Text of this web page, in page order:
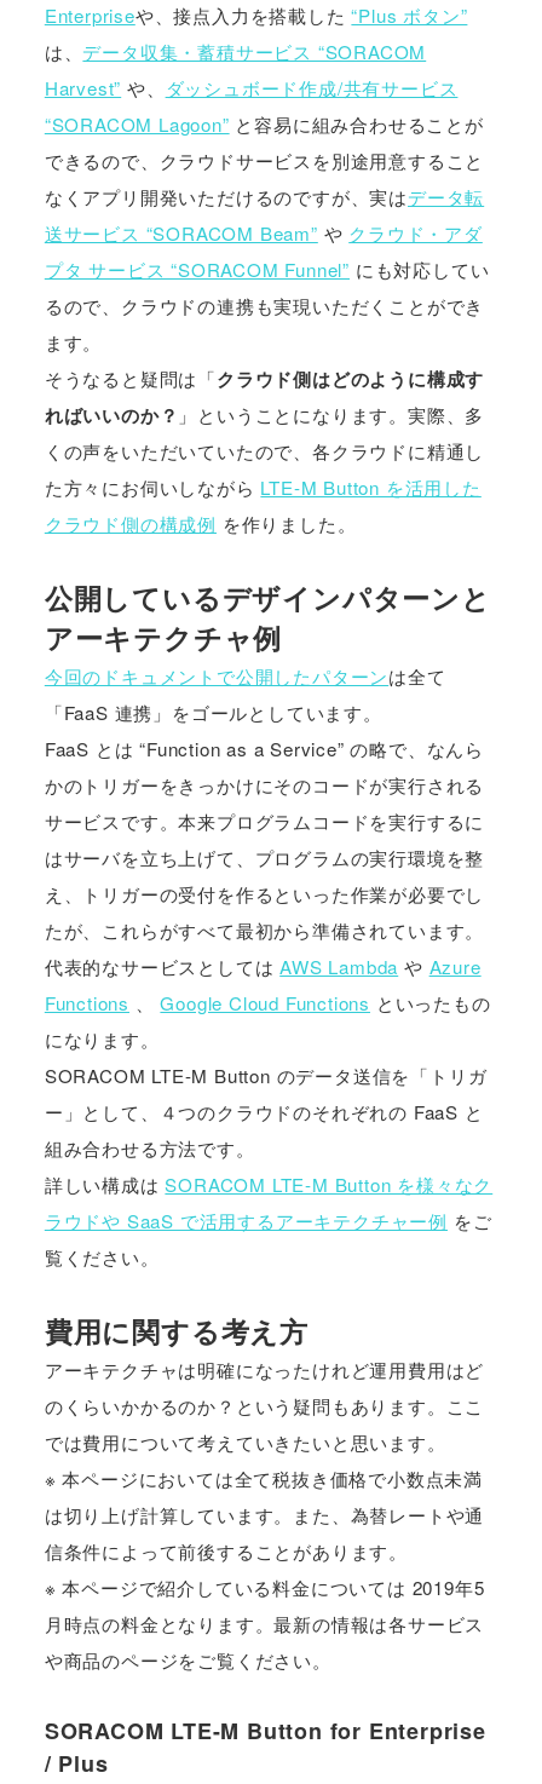
Enterpriseや、接点入力を搭載した“Plus ボタン”
は、 データ収集・蓄積サービス “SORACOM
Harvest” や、
ダッシュボード作成/共有サービス
“SORACOM Lagoon” と容易に組み合わせることが
できるので、クラウドサービスを別途用意すること
なくアプリ開発いただけるのですが、実はデータ転
送サービス “SORACOM Beam” や クラウド・アダ
プタ サービス “SORACOM Funnel” にも対応してい
るので、クラウドの連携も実現いただくことができ
ます。
そうなると疑問は「クラウド側はどのように構成す
ればいいのか？ 」ということになります。実際、多
くの声をいただいていたので、各クラウドに精通し
た方々にお伺いしながら LTE-M Button を活用した
クラウド側の構成例 を作りました。
公開しているデザインパターンと
アーキテクチャ例
今回のドキュメントで公開したパターンは全て
「FaaS 連携」をゴールとしています。
FaaS とは “Function as a Service” の略で、なんら
かのトリガーをきっかけにそのコードが実行される
サービスです。本来プログラムコードを実行するに
はサーバを立ち上げて、プログラムの実行環境を整
え、トリガーの受付を作るといった作業が必要でし
たが、これらがすべて最初から準備されています。
代表的なサービスとしてはAWS Lambda や Azure
Functions 、Google Cloud Functions といったもの
になります。
SORACOM LTE-M Button のデータ送信を「トリガ
ー」として、４つのクラウドのそれぞれの FaaS と
組み合わせる方法です。
詳しい構成はSORACOM LTE-M Button を様々なク
ラウドや SaaS で活用するアーキテクチャー例 をご
覧ください。
費用に関する考え方
アーキテクチャは明確になったけれど運用費用はど
のくらいかかるのか？という疑問もあります。ここ
では費用について考えていきたいと思います。
※ 本ページにおいては全て税抜き価格で小数点未満
は切り上げ計算しています。また、為替レートや通
信条件によって前後することがあります。
※ 本ページで紹介している料金については 2019年5
月時点の料金となります。最新の情報は各サービス
や商品のページをご覧ください。
SORACOM LTE-M Button for Enterprise
/ Plus